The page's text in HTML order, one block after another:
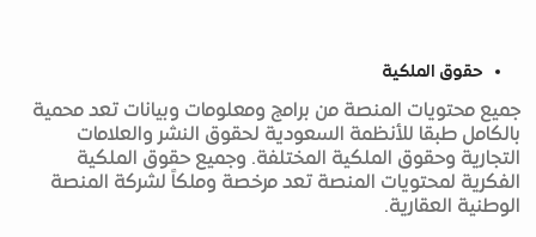
حقوق الملكية
جميع محتويات المنصة من برامج ومعلومات وبيانات تعد محمية
بالكامل طبقا للأنظمة السعودية لحقوق النشر والعلامات
التجارية وحقوق الملكية المختلفة. وجميع حقوق الملكية
الفكرية لمحتويات المنصة تعد مرخصة وملكاً لشركة المنصة
الوطنية العقارية.